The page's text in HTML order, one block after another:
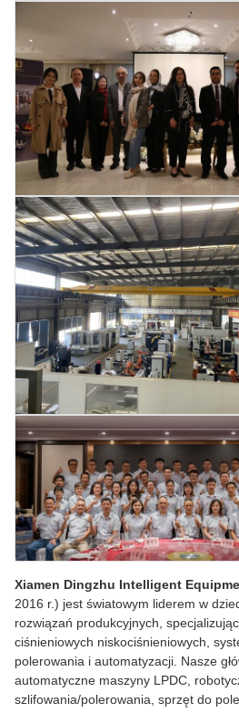
Xiamen Dingzhu Intelligent
2016 r.) jest światowym liderem w
rozwiązań produkcyjnych,
ciśnieniowych niskociśnieniowych,
polerowania i automatyzacji. Nasze
automatyczne maszyny LPDC,
szlifowania/polerowania, sprzęt do